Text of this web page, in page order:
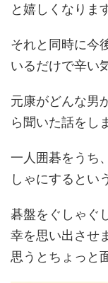
と嬉しくなりま
それと同時に今
いるだけで辛い
元康がどんな男
ら聞いた話をし
一人囲碁をうち
しゃにするとい
碁盤をぐしゃぐ
幸を思い出させ
思うとちょっと